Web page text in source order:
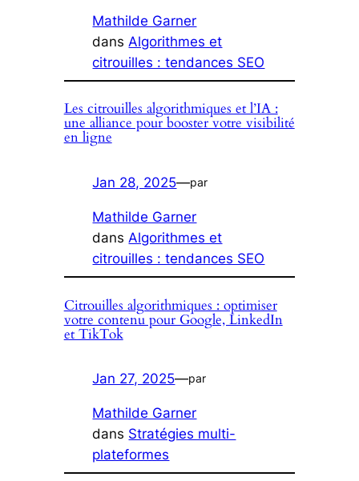
Mathilde Garner
dans Algorithmes et
citrouilles : tendances SEO
Les citrouilles algorithmiques et l’IA :
une alliance pour booster votre visibilité
en ligne
Jan 28, 2025—par
Mathilde Garner
dans Algorithmes et
citrouilles : tendances SEO
Citrouilles algorithmiques : optimiser
votre contenu pour Google, LinkedIn
et TikTok
Jan 27, 2025—par
Mathilde Garner
dans Stratégies multi-
plateformes